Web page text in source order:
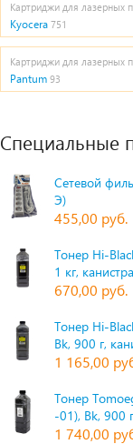
Картриджи для лазерных
Kyocera 751
Картриджи для лазерных
Pantum 93
Специальные
Сетевой
Э)
455,00 руб.
Тонер Hi-
1 кг, канистра
670,00 руб.
Тонер Hi-
Bk, 900 г,
1 165,00
Тонер
-01), Bk, 900
1 740,00